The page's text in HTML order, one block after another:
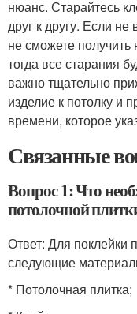
нюанс. Старайтесь
друг к другу. Если
не сможете
тогда все старания
важно тщательно
изделие к потолку и
времени, которое
Связанные
Вопрос 1: Что
потолочной
Ответ: Для поклейки
следующие
* Потолочная плитка;